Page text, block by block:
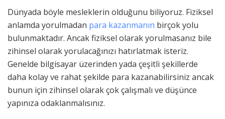
Dünyada böyle mesleklerin olduğunu biliyoruz. Fiziksel
anlamda yorulmadan para kazanmanın birçok yolu
bulunmaktadır. Ancak fiziksel olarak yorulmasanız bile
zihinsel olarak yorulacağınızı hatırlatmak isteriz.
Genelde bilgisayar üzerinden yada çeşitli şekillerde
daha kolay ve rahat şekilde para kazanabilirsiniz ancak
bunun için zihinsel olarak çok çalışmalı ve düşünce
yapınıza odaklanmalısınız.